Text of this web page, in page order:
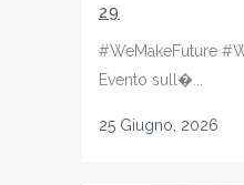
29
#WeMakeFuture
Evento sull�...
25 Giugno, 2026